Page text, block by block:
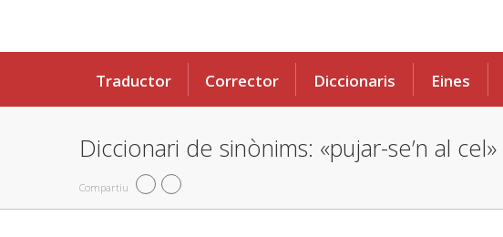
Traductor Corrector Diccionaris Eines
Diccionari de sinònims: «pujar-se’n al cel»
Compartiu